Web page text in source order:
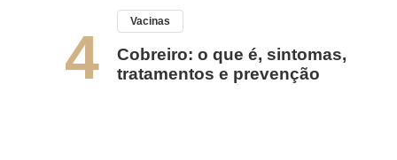
4
Vacinas
Cobreiro: o que é, sintomas,
tratamentos e prevenção